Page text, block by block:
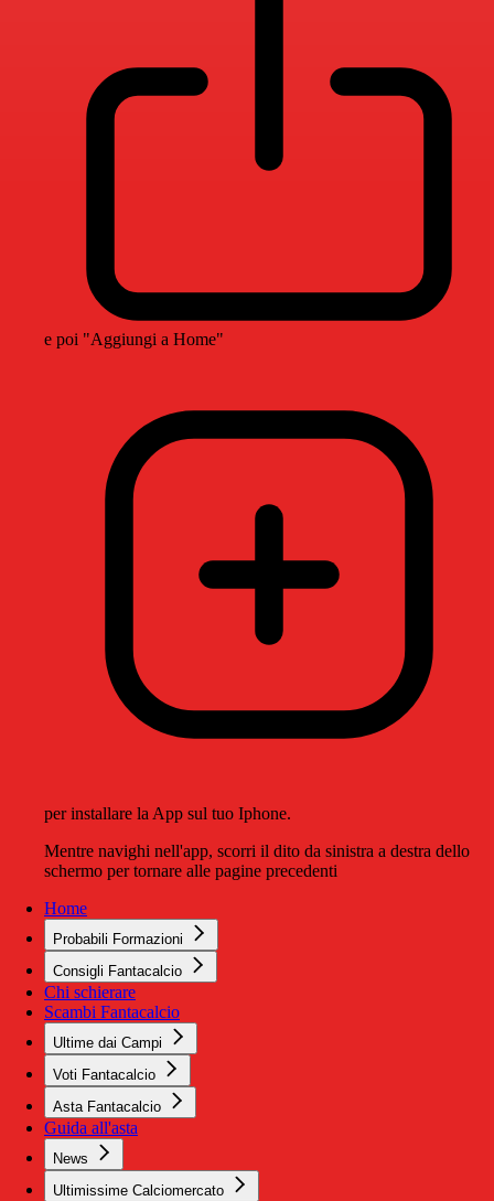
e poi "Aggiungi a Home"
per installare la App sul tuo Iphone.
Mentre navighi nell'app, scorri il dito da sinistra a destra dello
schermo per tornare alle pagine precedenti
Home
Probabili Formazioni
Consigli Fantacalcio
Chi schierare
Scambi Fantacalcio
Ultime dai Campi
Voti Fantacalcio
Asta Fantacalcio
Guida all'asta
News
Ultimissime Calciomercato